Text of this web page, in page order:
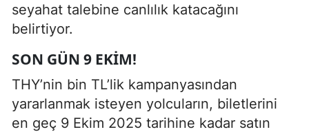
seyahat talebine canlılık katacağını
belirtiyor.
SON GÜN 9 EKIM!
THY’nin bin TL’lik kampanyasından
yararlanmak isteyen yolcuların, biletlerini
en geç 9 Ekim 2025 tarihine kadar satın